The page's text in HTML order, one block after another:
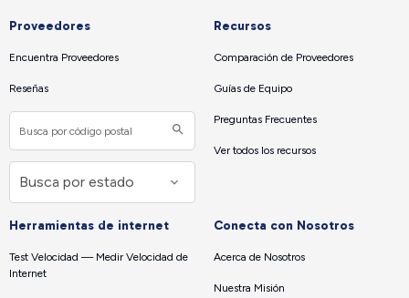
Proveedores
Encuentra Proveedores
Reseñas
Recursos
Comparación de Proveedores
Guías de Equipo
Preguntas Frecuentes
Ver todos los recursos
Herramientas de internet
Test Velocidad — Medir Velocidad de
Internet
Conecta con Nosotros
Acerca de Nosotros
Nuestra Misión